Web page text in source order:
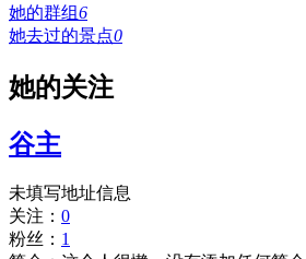
她的群组6
她去过的景点0
她的关注
谷主
未填写地址信息
关注： 0
粉丝： 1